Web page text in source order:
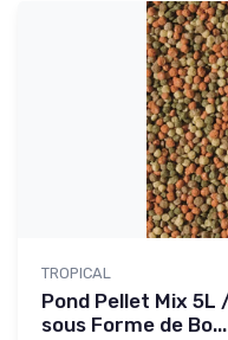
TROPICAL
Pond Pellet Mix
sous Forme de Bo...